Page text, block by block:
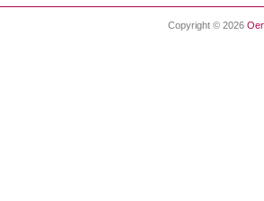
Copyright © 2026